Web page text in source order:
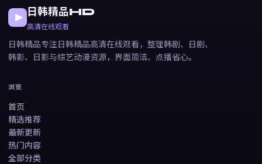
日韩精品HD
高清在线观看
日韩精品专注日韩精品高清在线观看，整理韩剧、日剧、
韩影、日影与综艺动漫资源，界面简洁、点播省心。
浏览
首页
精选推荐
最新更新
热门内容
全部分类